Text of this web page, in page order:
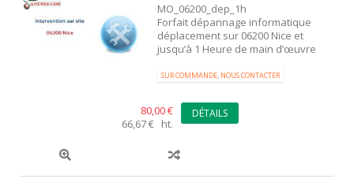
MO_06200_dep_1h
Forfait dépannage informatique
déplacement sur 06200 Nice et
jusqu’à 1 Heure de main d’œuvre
SUR COMMANDE, NOUS CONTACTER
80,00 €
66,67 € ht.
DÉTAILS